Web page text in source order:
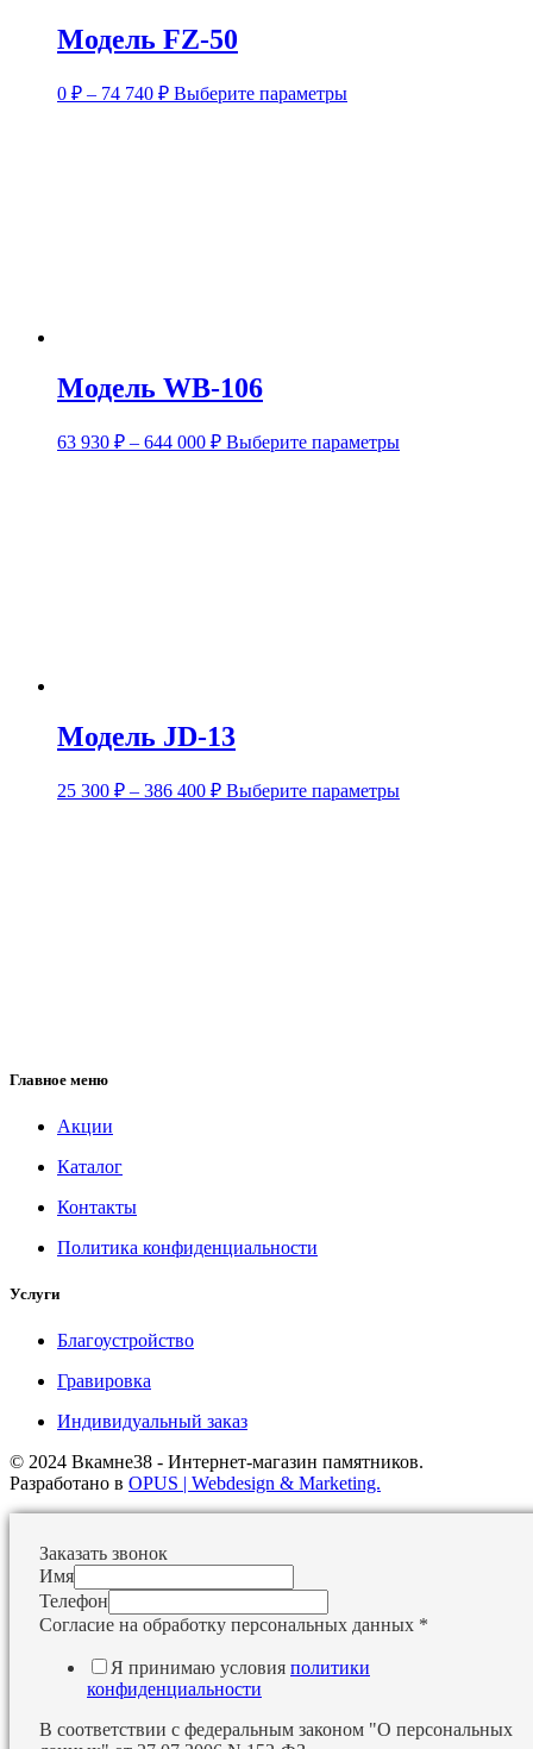
Модель FZ-50
0 ₽ – 74 740 ₽ Выберите параметры
Модель WB-106
63 930 ₽ – 644 000 ₽ Выберите параметры
Модель JD-13
25 300 ₽ – 386 400 ₽ Выберите параметры
Главное меню
Акции
Каталог
Контакты
Политика конфиденциальности
Услуги
Благоустройство
Гравировка
Индивидуальный заказ
© 2024 Вкамне38 - Интернет-магазин памятников.
Разработано в OPUS | Webdesign & Marketing.
Заказать звонок
Имя
Телефон
Согласие на обработку персональных данных *
Я принимаю условия политики
конфиденциальности
В соответствии с федеральным законом "О персональных